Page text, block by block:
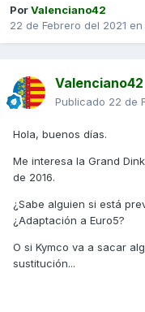
PorValenciano42
22 de Febrero del 2021 en
Valenciano42
Publicado 22 de
Hola, buenos días.
Me interesa la Grand
de 2016.
¿Sabe alguien si está
¿Adaptación a Euro5?
O si Kymco va a sacar
sustitución...